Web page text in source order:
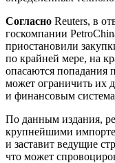
Согласно Reuters, в
госкомпании
приостановили
по крайней мере, на
опасаются
может ограничить их
и финансовым
По данным издания,
крупнейшими
и заставит ведущие
что может